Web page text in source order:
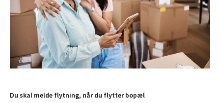
Du skal melde flytning, når du flytter bopæl